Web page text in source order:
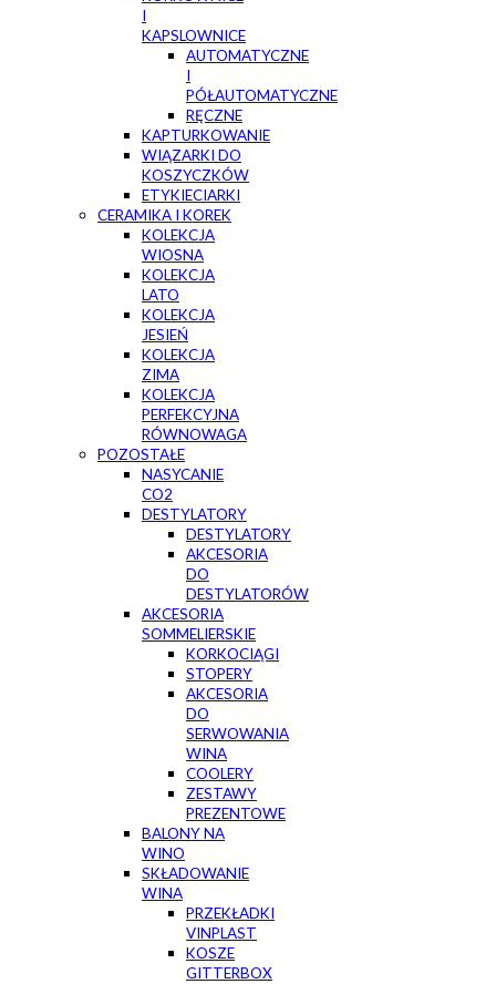
I
KAPSLOWNICE
AUTOMATYCZNE
I
PÓŁAUTOMATYCZNE
RĘCZNE
KAPTURKOWANIE
WIĄZARKI DO
KOSZYCZKÓW
ETYKIECIARKI
CERAMIKA I KOREK
KOLEKCJA
WIOSNA
KOLEKCJA
LATO
KOLEKCJA
JESIEŃ
KOLEKCJA
ZIMA
KOLEKCJA
PERFEKCYJNA
RÓWNOWAGA
POZOSTAŁE
NASYCANIE
CO2
DESTYLATORY
DESTYLATORY
AKCESORIA
DO
DESTYLATORÓW
AKCESORIA
SOMMELIERSKIE
KORKOCIĄGI
STOPERY
AKCESORIA
DO
SERWOWANIA
WINA
COOLERY
ZESTAWY
PREZENTOWE
BALONY NA
WINO
SKŁADOWANIE
WINA
PRZEKŁADKI
VINPLAST
KOSZE
GITTERBOX